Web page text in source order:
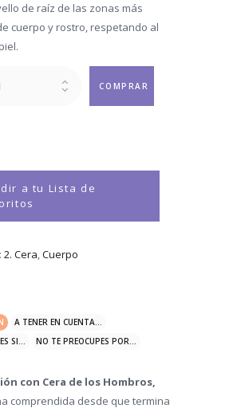
de raíz de las zonas más
cuerpo y rostro, respetando al
COMPRAR
a tu Lista de
2. Cera,Cuerpo
A TENER EN CUENTA...
SI...
NO TE PREOCUPES POR...
con Cera de los Hombros,
comprendida desde que termina